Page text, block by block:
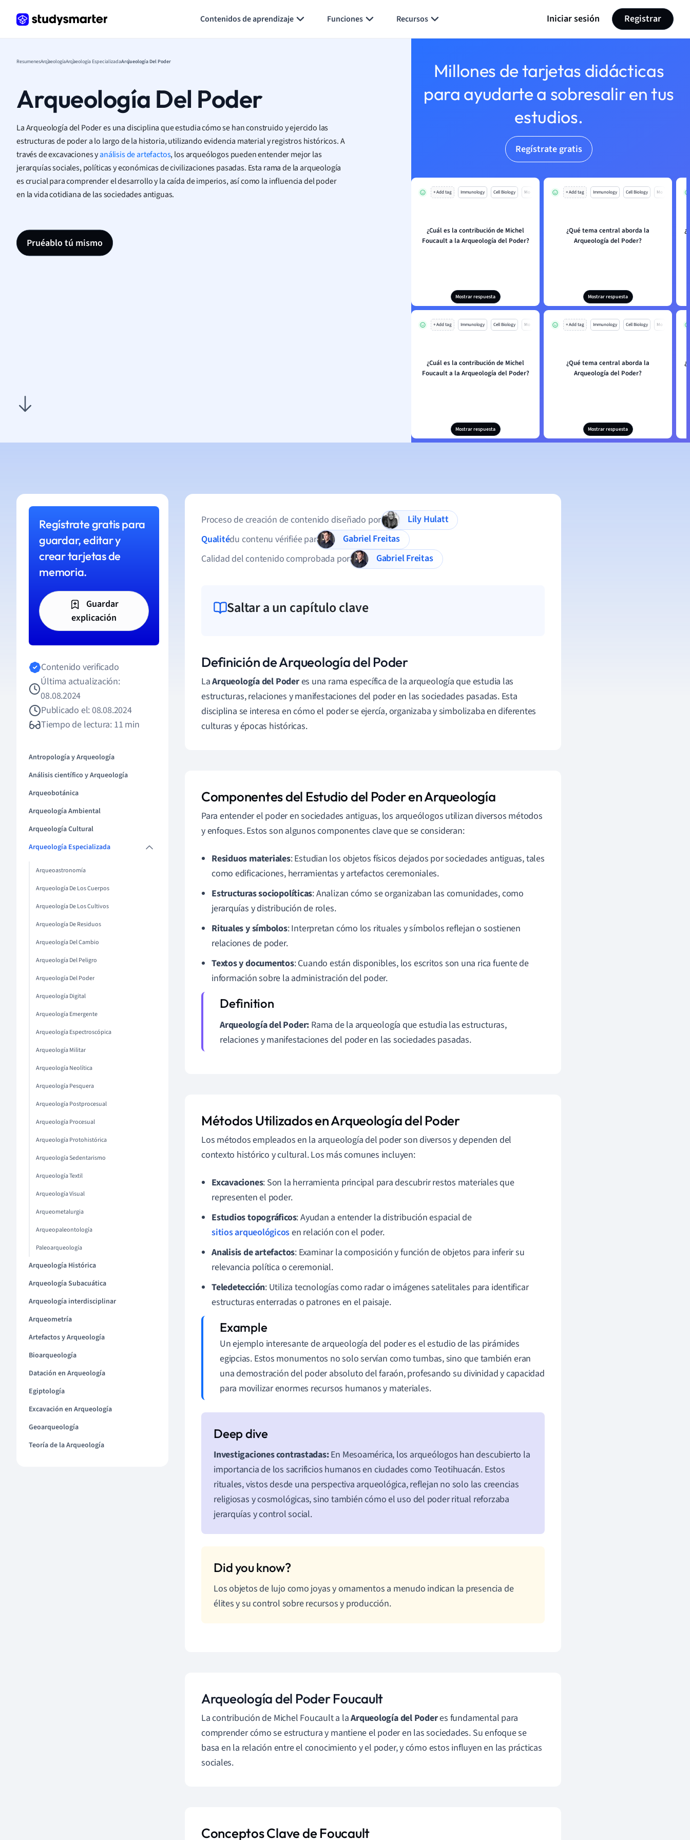
Contenidos de aprendizaje Funciones Recursos Iniciar sesión Registrar
ResumenesArqueologíaArqueología EspecializadaArqueología Del Poder
Arqueología Del Poder
La Arqueología del Poder es una disciplina que estudia cómo se han construido y ejercido las
estructuras de poder a lo largo de la historia, utilizando evidencia material y registros históricos. A
través de excavaciones yanálisis de artefactos, los arqueólogos pueden entender mejor las
jerarquías sociales, políticas y económicas de civilizaciones pasadas. Esta rama de la arqueología
es crucial para comprender el desarrollo y la caída de imperios, así como la influencia del poder
en la vida cotidiana de las sociedades antiguas.
Pruéablo tú mismo
Millones de tarjetas didácticas
para ayudarte a sobresalir en tus
estudios.
Regístrate gratis
+ Add tag Immunology Cell Biology Mo
¿Cuál es la contribución de Michel
Foucault a la Arqueología del Poder?
Mostrar respuesta
+ Add tag Immunology Cell Biology Mo
¿Qué tema central aborda la
Arqueología del Poder?
Mostrar respuesta
+ Add tag Immunology Cell Biology Mo
¿Cuál es la contribución de Michel
Foucault a la Arqueología del Poder?
Mostrar respuesta
+ Add tag Immunology Cell Biology Mo
¿Qué tema central aborda la
Arqueología del Poder?
Mostrar respuesta
Regístrate gratis para
guardar, editar y
crear tarjetas de
memoria.
Guardar
explicación
Contenido verificado
Última actualización:
08.08.2024
Publicado el: 08.08.2024
Tiempo de lectura: 11 min
Antropología y Arqueología
Análisis científico y Arqueología
Arqueobotánica
Arqueología Ambiental
Arqueología Cultural
Arqueología Especializada
Arqueoastronomía
Arqueología De Los Cuerpos
Arqueología De Los Cultivos
Arqueología De Residuos
Arqueología Del Cambio
Arqueología Del Peligro
Arqueología Del Poder
Arqueología Digital
Arqueología Emergente
Arqueología Espectroscópica
Arqueología Militar
Arqueología Neolítica
Arqueología Pesquera
Arqueología Postprocesual
Arqueología Procesual
Arqueología Protohistórica
Arqueología Sedentarismo
Arqueología Textil
Arqueología Visual
Arqueometalurgia
Arqueopaleontología
Paleoarqueología
Arqueología Histórica
Arqueología Subacuática
Arqueología interdisciplinar
Arqueometría
Artefactos y Arqueología
Bioarqueología
Datación en Arqueología
Egiptología
Excavación en Arqueología
Geoarqueología
Teoría de la Arqueología
Proceso de creación de contenido diseñado por
Lily Hulatt
Qualitédu contenu vérifiée par
Gabriel Freitas
Calidad del contenido comprobada por
Gabriel Freitas
Saltar a un capítulo clave
Definición de Arqueología del Poder
LaArqueología del Poderes una rama específica de la arqueología que estudia las
estructuras, relaciones y manifestaciones del poder en las sociedades pasadas. Esta
disciplina se interesa en cómo el poder se ejercía, organizaba y simbolizaba en diferentes
culturas y épocas históricas.
Componentes del Estudio del Poder en Arqueología
Para entender el poder en sociedades antiguas, los arqueólogos utilizan diversos métodos
y enfoques. Estos son algunos componentes clave que se consideran:
Residuos materiales: Estudian los objetos físicos dejados por sociedades antiguas, tales
como edificaciones, herramientas y artefactos ceremoniales.
Estructuras sociopolíticas: Analizan cómo se organizaban las comunidades, como
jerarquías y distribución de roles.
Rituales y símbolos: Interpretan cómo los rituales y símbolos reflejan o sostienen
relaciones de poder.
Textos y documentos: Cuando están disponibles, los escritos son una rica fuente de
información sobre la administración del poder.
Arqueología del Poder: Rama de la arqueología que estudia las estructuras,
relaciones y manifestaciones del poder en las sociedades pasadas.
Métodos Utilizados en Arqueología del Poder
Los métodos empleados en la arqueología del poder son diversos y dependen del
contexto histórico y cultural. Los más comunes incluyen:
Excavaciones: Son la herramienta principal para descubrir restos materiales que
representen el poder.
Estudios topográficos: Ayudan a entender la distribución espacial de
sitios arqueológicosen relación con el poder.
Analisis de artefactos: Examinar la composición y función de objetos para inferir su
relevancia política o ceremonial.
Teledetección: Utiliza tecnologías como radar o imágenes satelitales para identificar
estructuras enterradas o patrones en el paisaje.
Un ejemplo interesante de arqueología del poder es el estudio de las pirámides
egipcias. Estos monumentos no solo servían como tumbas, sino que también eran
una demostración del poder absoluto del faraón, profesando su divinidad y capacidad
para movilizar enormes recursos humanos y materiales.
Investigaciones contrastadas:En Mesoamérica, los arqueólogos han descubierto la
importancia de los sacrificios humanos en ciudades como Teotihuacán. Estos
rituales, vistos desde una perspectiva arqueológica, reflejan no solo las creencias
religiosas y cosmológicas, sino también cómo el uso del poder ritual reforzaba
jerarquías y control social.
Los objetos de lujo como joyas y ornamentos a menudo indican la presencia de
élites y su control sobre recursos y producción.
Arqueología del Poder Foucault
La contribución de Michel Foucault a laArqueología del Poderes fundamental para
comprender cómo se estructura y mantiene el poder en las sociedades. Su enfoque se
basa en la relación entre el conocimiento y el poder, y cómo estos influyen en las prácticas
sociales.
Conceptos Clave de Foucault